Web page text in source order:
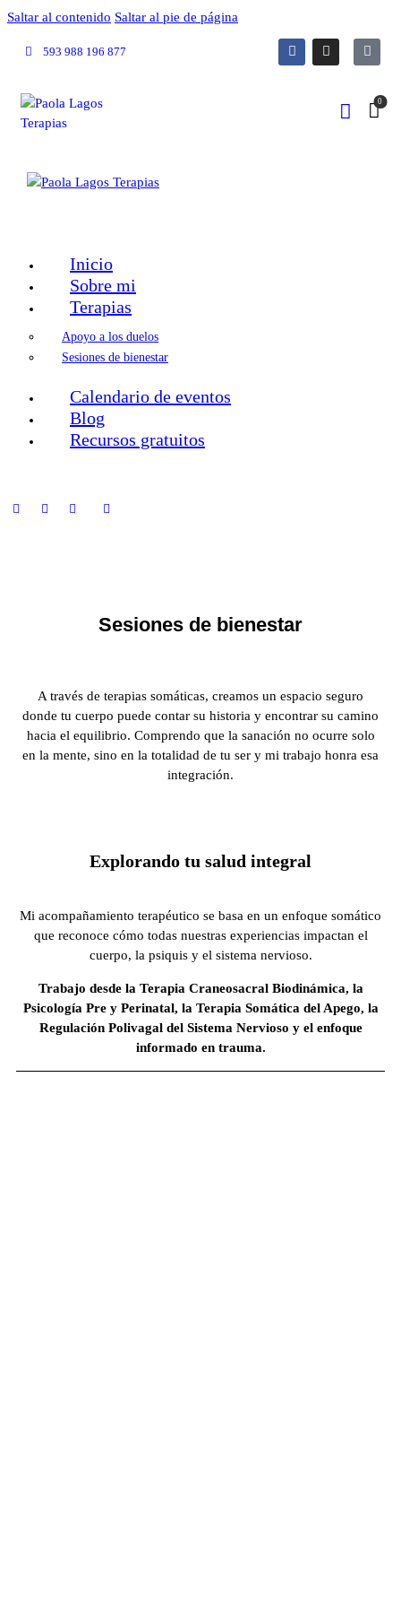
Saltar al contenido Saltar al pie de página
593 988 196 877
0
Inicio
Sobre mi
Terapias
Apoyo a los duelos
Sesiones de bienestar
Calendario de eventos
Blog
Recursos gratuitos
Sesiones de bienestar
A través de terapias somáticas, creamos un espacio seguro
donde tu cuerpo puede contar su historia y encontrar su camino
hacia el equilibrio. Comprendo que la sanación no ocurre solo
en la mente, sino en la totalidad de tu ser y mi trabajo honra esa
integración.
Explorando tu salud integral
Mi acompañamiento terapéutico se basa en un enfoque somático
que reconoce cómo todas nuestras experiencias impactan el
cuerpo, la psiquis y el sistema nervioso.
Trabajo desde la Terapia Craneosacral Biodinámica, la
Psicología Pre y Perinatal, la Terapia Somática del Apego, la
Regulación Polivagal del Sistema Nervioso y el enfoque
informado en trauma.